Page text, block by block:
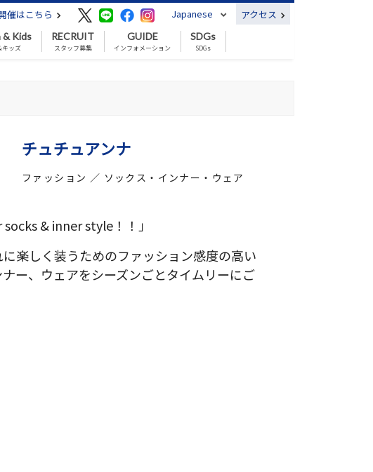
催はこちら Japanese アクセス
& Kids
キッズ
RECRUIT
スタッフ募集
GUIDE
インフォメーション
SDGs
SDGs
チュチュアンナ
ファッション ／ ソックス・インナー・ウェア
socks & inner style！！」
楽しく装うためのファッション感度の高い
ー、ウェアをシーズンごとタイムリーにご